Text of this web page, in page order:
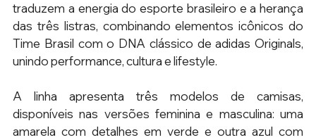
traduzem a energia do esporte brasileiro e a herança
das três listras, combinando elementos icônicos do
Time Brasil com o DNA clássico de adidas Originals,
unindo performance, cultura e lifestyle.
A linha apresenta três modelos de camisas,
disponíveis nas versões feminina e masculina: uma
amarela com detalhes em verde e outra azul com